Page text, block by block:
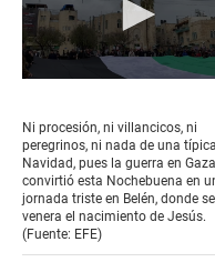
of
3
minutes,
40
seconds
Ni procesión, ni villancicos, ni
peregrinos, ni nada de una típica
Navidad, pues la guerra en Gaza
convirtió esta Nochebuena en
jornada triste en Belén, donde se
venera el nacimiento de Jesús.
(Fuente: EFE)